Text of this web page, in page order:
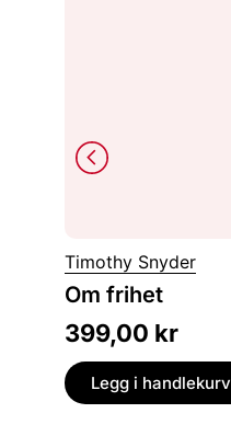
Timothy Snyder
Om frihet
399,00 kr
Legg i handlekurv